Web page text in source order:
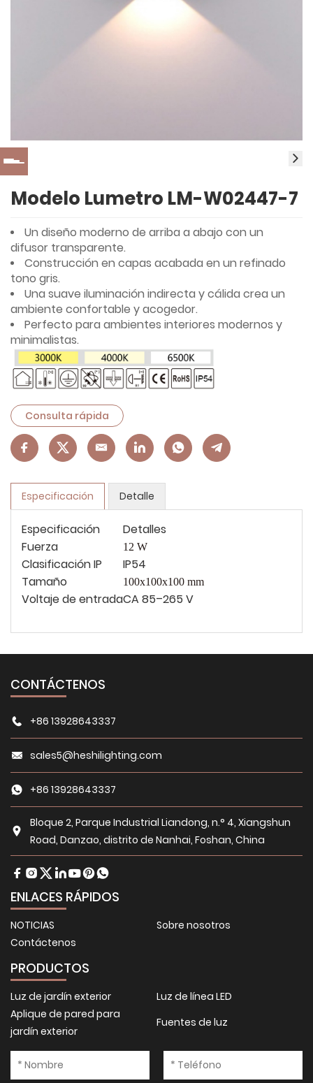
Modelo Lumetro LM-W02447-7
Un diseño moderno de arriba a abajo con un
difusor transparente.
Construcción en capas acabada en un refinado
tono gris.
Una suave iluminación indirecta y cálida crea un
ambiente confortable y acogedor.
Perfecto para ambientes interiores modernos y
minimalistas.
Consulta rápida
Especificación Detalle
Especificación
Detalles
Fuerza
12 W
Clasificación IP
IP54
Tamaño
100x100x100 mm
Voltaje de entradaCA 85–265 V
CONTÁCTENOS
+86 13928643337
sales5@heshilighting.com
+86 13928643337
Bloque 2, Parque Industrial Liandong, n.° 4, Xiangshun
Road, Danzao, distrito de Nanhai, Foshan, China
ENLACES RÁPIDOS
NOTICIAS
Sobre nosotros
Contáctenos
PRODUCTOS
Luz de jardín exterior
Luz de línea LED
Aplique de pared para
jardín exterior
Fuentes de luz